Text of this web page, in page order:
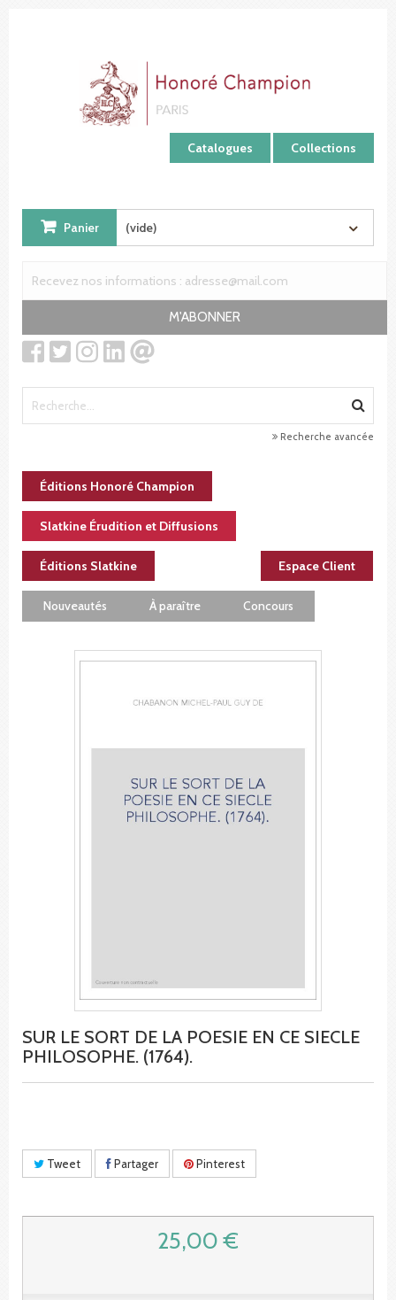
Catalogues Collections
Panier (vide)
M'ABONNER
Recherche avancée
Éditions Honoré Champion
Slatkine Érudition et Diffusions
Éditions Slatkine Espace Client
Nouveautés À paraître Concours
SUR LE SORT DE LA POESIE EN CE SIECLE
PHILOSOPHE. (1764).
Tweet Partager Pinterest
25,00 €